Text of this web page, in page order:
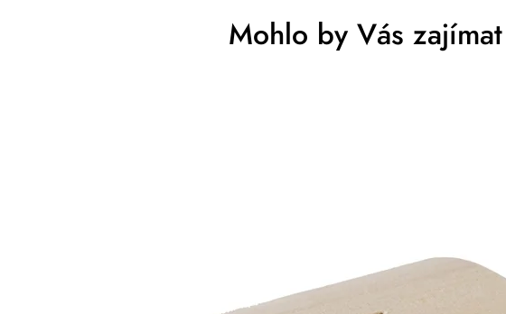
Mohlo by Vás zajímat